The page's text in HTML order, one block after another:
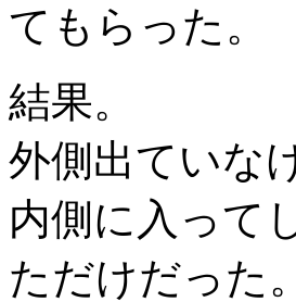
てもらった。
結果。
外側出ていな
内側に入って
ただけだった。